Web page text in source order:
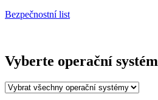
Bezpečnostní list
Vyberte operační systém